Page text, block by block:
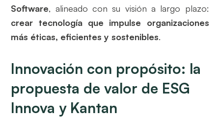
Software, alineado con su visión a largo plazo:
crear tecnología que impulse organizaciones
más éticas, eficientes y sostenibles.
Innovación con propósito: la
propuesta de valor de ESG
Innova y Kantan